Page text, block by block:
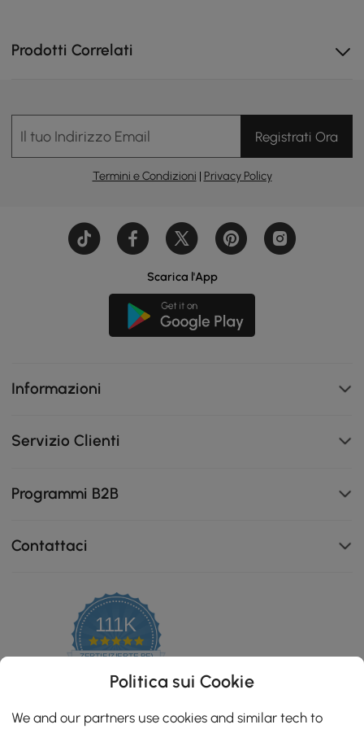
Prodotti Correlati
Il tuo Indirizzo Email Registrati Ora
Termini e Condizioni | Privacy Policy
Scarica l'App
Informazioni
Servizio Clienti
Programmi B2B
Contattaci
111K
4.8
star
ZERTIFIZIERTE BEWERTUNGEN
Politica sui Cookie
We and our partners use cookies and similar tech to